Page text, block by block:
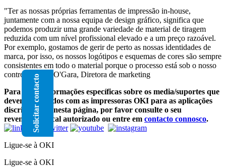
"Ter as nossas próprias ferramentas de impressão in-house,
juntamente com a nossa equipa de design gráfico, significa que
podemos produzir uma grande variedade de material de tiragem
reduzida com um nível profissional elevado e a um preço razoável.
Por exemplo, gostamos de gerir de perto as nossas identidades de
marca, por isso, os nossos logótipos e esquemas de cores são sempre
consistentes em todo o material porque o processo está sob o nosso
controlo." Clio O'Gara, Diretora de marketing
Solicitar contacto
Para obter informações específicas sobre os media/suportes que
devem ser usados com as impressoras OKI para as aplicações
discriminadas nesta página, por favor consulte o seu
revendedor local autorizado ou entre em contacto connosco.
Ligue-se à OKI
Ligue-se à OKI